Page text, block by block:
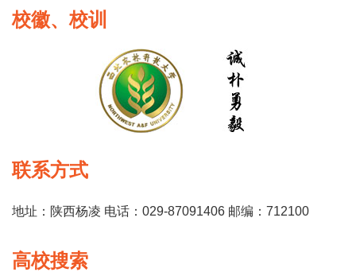
校徽、校训
联系方式
地址：陕西杨凌 电话：029-87091406 邮编：712100
高校搜索